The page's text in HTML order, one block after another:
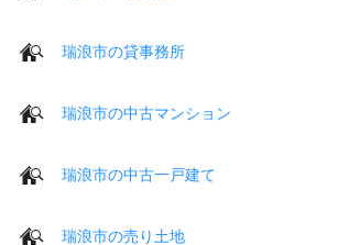
瑞浪市の貸事務所
瑞浪市の中古マンション
瑞浪市の中古一戸建て
瑞浪市の売り土地